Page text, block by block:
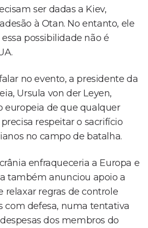
ser dadas a Kiev,
à Otan. No entanto, ele
possibilidade não é
no evento, a presidente da
Ursula von der Leyen,
europeia de que qualquer
respeitar o sacrifício
no campo de batalha.
enfraqueceria a Europa e
também anunciou apoio a
relaxar regras de controle
com defesa, numa tentativa
dos membros do